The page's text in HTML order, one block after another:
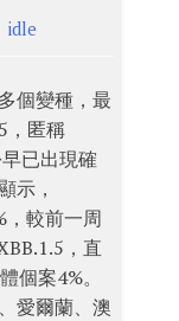
idle
個變種，最
，匿稱
已出現確
示，
，較前一周
，直
個案4%。
愛爾蘭、澳